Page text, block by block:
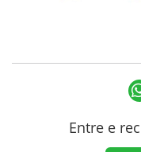
Entre e